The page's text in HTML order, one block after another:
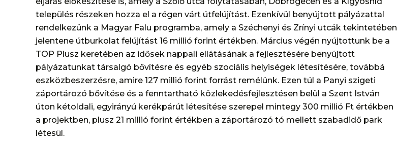
település részeken hozza el a régen várt útfelújítást. Ezenkívül benyújtott pályázattal
rendelkezünk a Magyar Falu programba, amely a Széchenyi és Zrínyi utcák tekintetében
jelentene útburkolat felújítást 16 millió forint értékben. Március végén nyújtottunk be a
TOP Plusz keretében az idősek nappali ellátásának a fejlesztésére benyújtott
pályázatunkat társalgó bővítésre és egyéb szociális helyiségek létesítésére, továbbá
eszközbeszerzésre, amire 127 millió forint forrást remélünk. Ezen túl a Panyi szigeti
záportározó bővítése és a fenntartható közlekedésfejlesztésen belül a Szent István
úton kétoldali, egyirányú kerékpárút létesítése szerepel mintegy 300 millió Ft értékben
a projektben, plusz 21 millió forint értékben a záportározó tó mellett szabadidő park
létesül.